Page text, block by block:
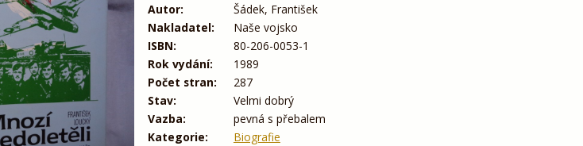
Autor:
Šádek, František
Nakladatel:
Naše vojsko
ISBN:
80-206-0053-1
Rok vydání:
1989
Počet stran:
287
Stav:
Velmi dobrý
Vazba:
pevná s přebalem
Kategorie:
Biografie